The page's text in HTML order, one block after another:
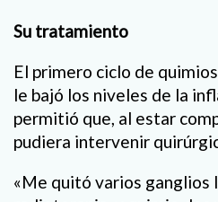
Su tratamiento
El primero ciclo de
le bajó los niveles de la
permitió que, al estar
pudiera intervenir
«Me quitó varios ganglios